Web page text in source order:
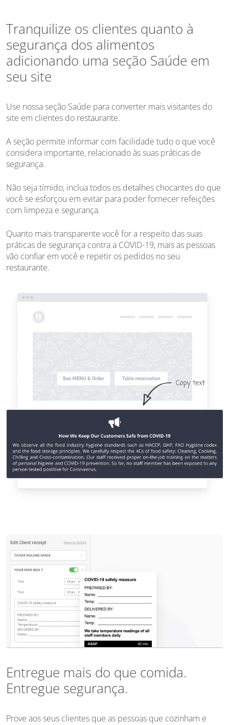
Tranquilize os clientes quanto à
segurança dos alimentos
adicionando uma seção Saúde em
seu site
Use nossa seção Saúde para converter mais visitantes do
site em clientes do restaurante.
A seção permite informar com facilidade tudo o que você
considera importante, relacionado às suas práticas de
segurança.
Não seja tímido, inclua todos os detalhes chocantes do que
você se esforçou em evitar para poder fornecer refeições
com limpeza e segurança.
Quanto mais transparente você for a respeito das suas
práticas de segurança contra a COVID-19, mais as pessoas
vão confiar em você e repetir os pedidos no seu
restaurante.
Entregue mais do que comida.
Entregue segurança.
Prove aos seus clientes que as pessoas que cozinham e